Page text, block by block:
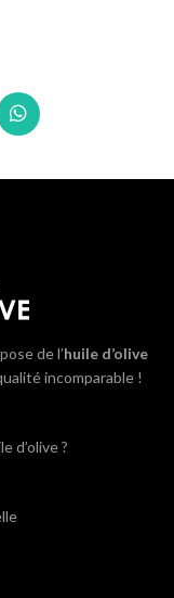
de l’huile d’olive
incomparable !
d’olive ?